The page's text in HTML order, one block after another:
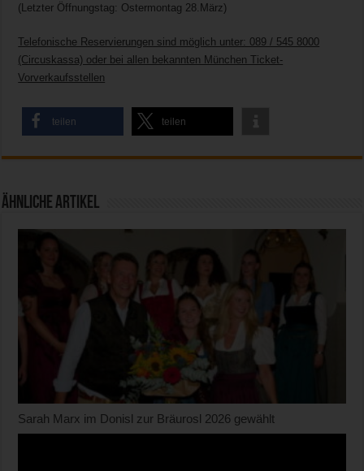
(Letzter Öffnungstag: Ostermontag 28.März)
Telefonische Reservierungen sind möglich unter: 089 / 545 8000
(Circuskassa) oder bei allen bekannten München Ticket-
Vorverkaufsstellen
teilen teilen
Ähnliche Artikel
Sarah Marx im Donisl zur Bräurosl 2026 gewählt